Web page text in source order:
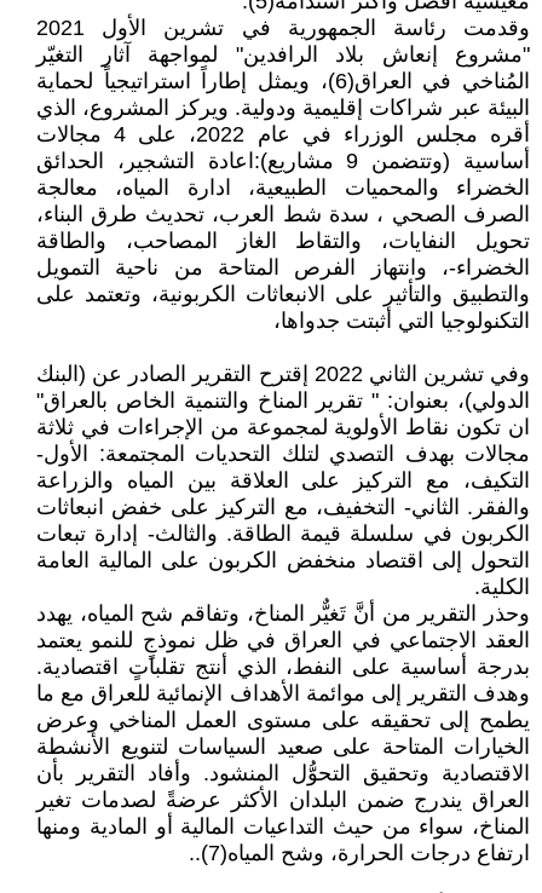
وقدمت رئاسة الجمهورية في تشرين الأول 2021
"مشروع إنعاش بلاد الرافدين" لمواجهة آثار التغيّر
المُناخي في العراق(6)، ويمثل إطاراً استراتيجياً لحماية
البيئة عبر شراكات إقليمية ودولية. ويركز المشروع، الذي
أقره مجلس الوزراء في عام 2022، على 4 مجالات
أساسية (وتتضمن 9 مشاريع):اعادة التشجير، الحدائق
الخضراء والمحميات الطبيعية، ادارة المياه، معالجة
الصرف الصحي ، سدة شط العرب، تحديث طرق البناء،
تحويل النفايات، والتقاط الغاز المصاحب، والطاقة
الخضراء-، وانتهاز الفرص المتاحة من ناحية التمويل
والتطبيق والتأثير على الانبعاثات الكربونية، وتعتمد على
التكنولوجيا التي أثبتت جدواها،
وفي تشرين الثاني 2022 إقترح التقرير الصادر عن (البنك
الدولي)، بعنوان: " تقرير المناخ والتنمية الخاص بالعراق"
ان تكون نقاط الأولوية لمجموعة من الإجراءات في ثلاثة
مجالات بهدف التصدي لتلك التحديات المجتمعة: الأول-
التكيف، مع التركيز على العلاقة بين المياه والزراعة
والفقر. الثاني- التخفيف، مع التركيز على خفض انبعاثات
الكربون في سلسلة قيمة الطاقة. والثالث- إدارة تبعات
التحول إلى اقتصاد منخفض الكربون على المالية العامة
الكلية.
وحذر التقرير من أنَّ تَغيٌّر المناخ، وتفاقم شح المياه، يهدد
العقد الاجتماعي في العراق في ظل نموذجٍ للنمو يعتمد
بدرجة أساسية على النفط، الذي أنتج تقلباتٍ اقتصادية.
وهدف التقرير إلى موائمة الأهداف الإنمائية للعراق مع ما
يطمح إلى تحقيقه على مستوى العمل المناخي وعرض
الخيارات المتاحة على صعيد السياسات لتنويع الأنشطة
الاقتصادية وتحقيق التحوُّل المنشود. وأفاد التقرير بأن
العراق يندرج ضمن البلدان الأكثر عرضةً لصدمات تغير
المناخ، سواء من حيث التداعيات المالية أو المادية ومنها
ارتفاع درجات الحرارة، وشح المياه(7)..